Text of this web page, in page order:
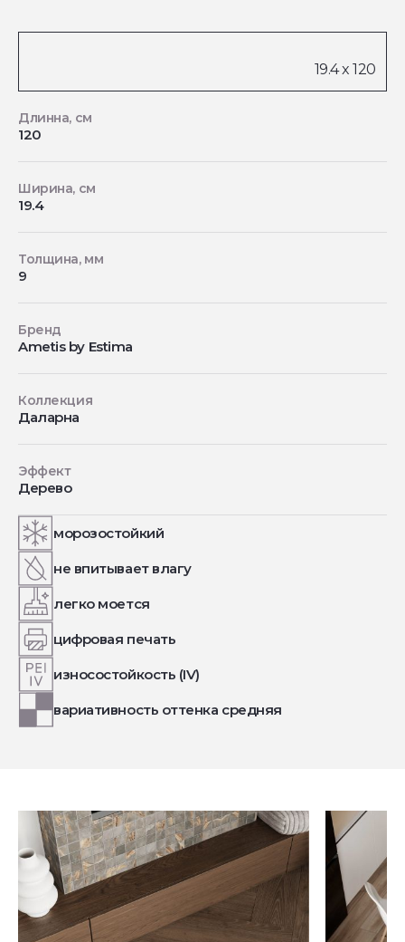
Длинна, см
120
Ширина, см
19.4
Толщина, мм
9
Бренд
Ametis by Estima
Коллекция
Даларна
Эффект
Дерево
морозостойкий
не впитывает влагу
легко моется
цифровая печать
износостойкость (IV)
вариативность оттенка средняя